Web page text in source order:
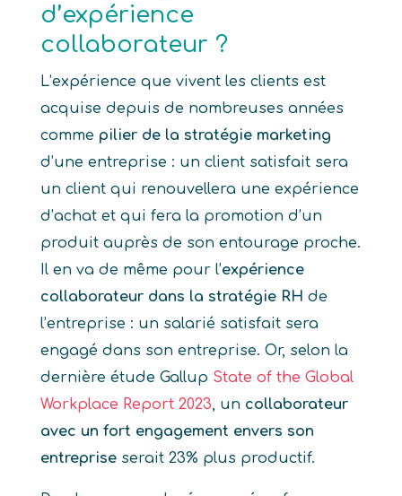
d’expérience
collaborateur ?
L’expérience que vivent les clients est
acquise depuis de nombreuses années
comme pilier de la stratégie marketing
d’une entreprise : un client satisfait sera
un client qui renouvellera une expérience
d’achat et qui fera la promotion d’un
produit auprès de son entourage proche.
Il en va de même pour l’expérience
collaborateur dans la stratégie RH de
l’entreprise : un salarié satisfait sera
engagé dans son entreprise. Or, selon la
dernière étude Gallup State of the Global
Workplace Report 2023, un collaborateur
avec un fort engagement envers son
entreprise serait 23% plus productif.